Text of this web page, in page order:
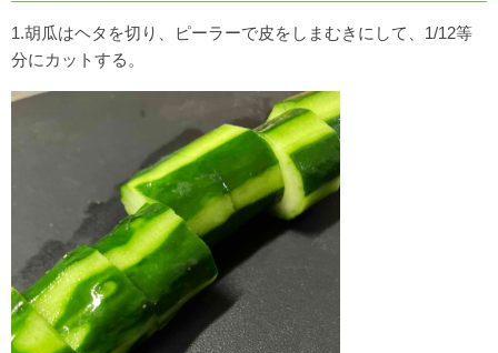
1.胡瓜はヘタを切り、ピーラーで皮をしまむきにして、1/12等
分にカットする。